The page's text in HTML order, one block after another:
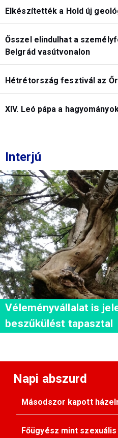
Elkészítették a Hold új
Ősszel elindulhat a
Belgrád vasútvonalon
Hétrétország fesztivál az
XIV. Leó pápa a
Interjú
Véleményvállalat is
beszűkülést tapasztal
Napi abszurd
Másodszor kapott
Főügyész mint